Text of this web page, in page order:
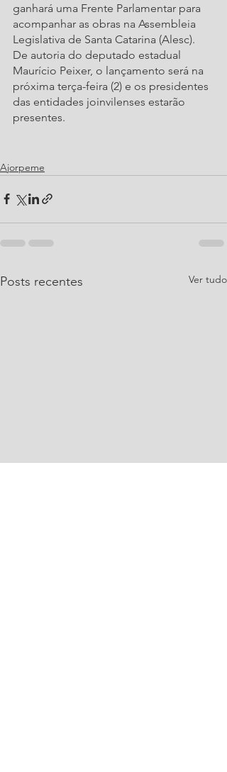
ganhará uma Frente Parlamentar para
acompanhar as obras na Assembleia
Legislativa de Santa Catarina (Alesc).
De autoria do deputado estadual
Maurício Peixer, o lançamento será na
próxima terça-feira (2) e os presidentes
das entidades joinvilenses estarão
presentes.
Ajorpeme
Posts recentes Ver tudo